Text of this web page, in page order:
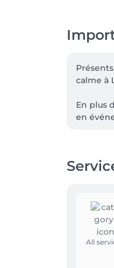
calme à
En plus
en
All